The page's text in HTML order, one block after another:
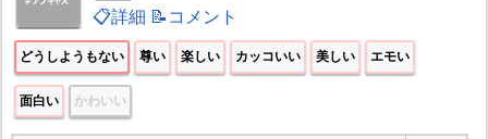
📋詳細 📝コメント
どうしようもない 尊い 楽しい カッコいい 美しい エモい
面白い かわいい